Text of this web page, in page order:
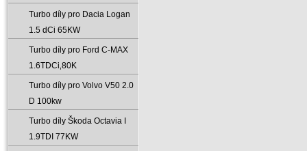
Turbo díly pro Dacia Logan
1.5 dCi 65KW
Turbo díly pro Ford C-MAX
1.6TDCi‚80K
Turbo díly pro Volvo V50 2.0
D 100kw
Turbo díly Škoda Octavia I
1.9TDI 77KW